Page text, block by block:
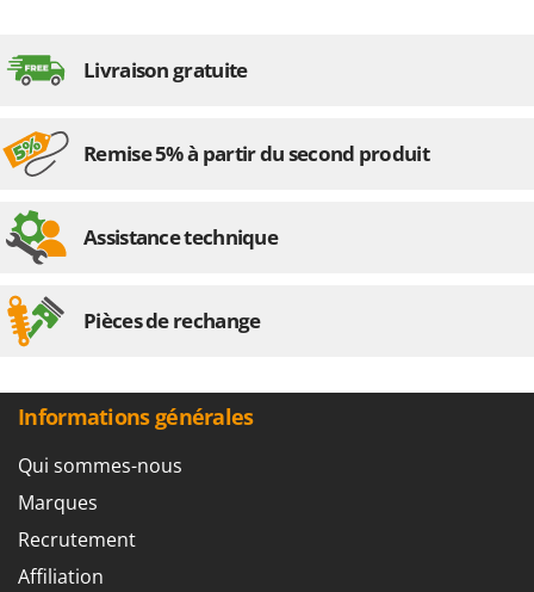
Livraison gratuite
Remise 5% à partir du second produit
Assistance technique
Pièces de rechange
Informations générales
Qui sommes-nous
Marques
Recrutement
Affiliation